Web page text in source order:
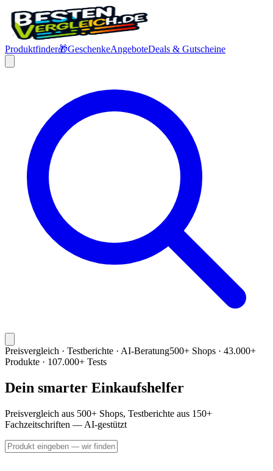
Produktfinder🎁GeschenkeAngeboteDeals & Gutscheine
Preisvergleich · Testberichte · AI-Beratung500+ Shops · 43.000+
Produkte · 107.000+ Tests
Dein smarter Einkaufshelfer
Preisvergleich aus 500+ Shops, Testberichte aus 150+
Fachzeitschriften — AI-gestützt